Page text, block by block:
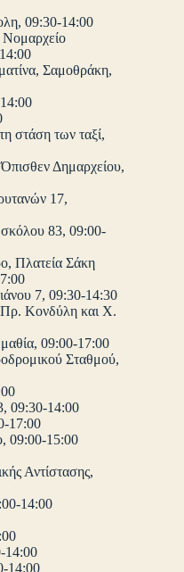
09:30-14:00
Σαμοθράκη,
στάση των ταξί,
Δημαρχείου,
17,
83, 09:00-
Πλατεία Σάκη
7, 09:30-14:30
Πρ. Κονδύλη και Χ.
09:00-17:00
Σταθμού,
09:30-14:00
17:00
09:00-15:00
Αντίστασης,
14:00
14:00
14:00